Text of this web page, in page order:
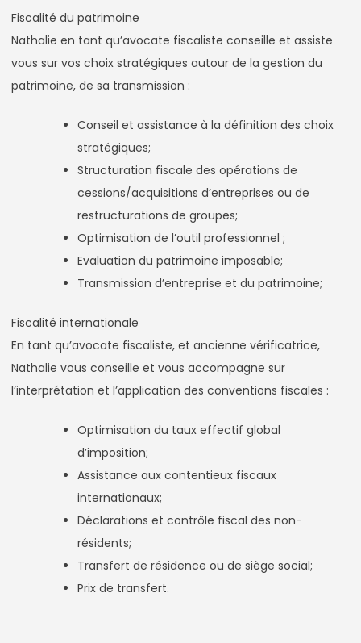
Fiscalité du patrimoine
Nathalie en tant qu’avocate fiscaliste conseille et assiste
vous sur vos choix stratégiques autour de la gestion du
patrimoine, de sa transmission :
Conseil et assistance à la définition des choix
stratégiques;
Structuration fiscale des opérations de
cessions/acquisitions d’entreprises ou de
restructurations de groupes;
Optimisation de l’outil professionnel ;
Evaluation du patrimoine imposable;
Transmission d’entreprise et du patrimoine;
Fiscalité internationale
En tant qu’avocate fiscaliste, et ancienne vérificatrice,
Nathalie vous conseille et vous accompagne sur
l’interprétation et l’application des conventions fiscales :
Optimisation du taux effectif global
d’imposition;
Assistance aux contentieux fiscaux
internationaux;
Déclarations et contrôle fiscal des non-
résidents;
Transfert de résidence ou de siège social;
Prix de transfert.